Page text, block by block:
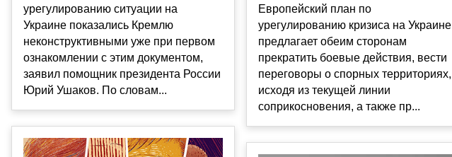
урегулированию ситуации на
Украине показались Кремлю
неконструктивными уже при первом
ознакомлении с этим документом,
заявил помощник президента России
Юрий Ушаков. По словам...
Европейский план по
урегулированию кризиса на Украине
предлагает обеим сторонам
прекратить боевые действия, вести
переговоры о спорных территориях,
исходя из текущей линии
соприкосновения, а также пр...